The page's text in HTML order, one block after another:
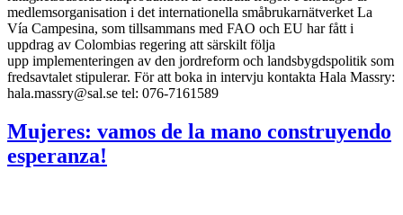
medlemsorganisation i det internationella småbrukarnätverket La
Vía Campesina, som tillsammans med FAO och EU har fått i
uppdrag av Colombias regering att särskilt följa
upp implementeringen av den jordreform och landsbygdspolitik som
fredsavtalet stipulerar. För att boka in intervju kontakta Hala Massry:
hala.massry@sal.se tel: 076-7161589
Mujeres: vamos de la mano construyendo
esperanza!